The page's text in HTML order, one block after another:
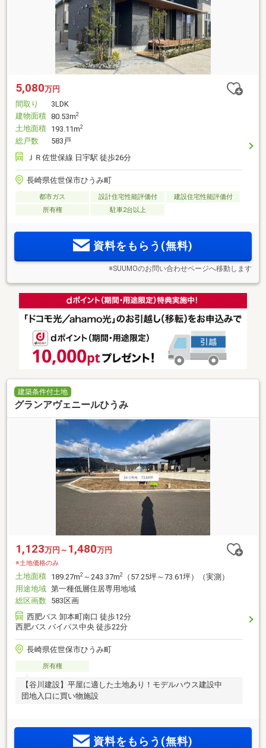
5,080万円
間取り
3LDK
建物面積 80.53m2
土地面積 193.11m2
総戸数
583戸
ＪＲ佐世保線 日宇駅 徒歩26分
長崎県佐世保市ひうみ町
都市ガス 設計住宅性能評価付
建設住宅性能評価付
所有権
駐車2台以上
資料をもらう(無料)
※SUUMOのお問い合わせページへ移動します
建築条件付土地
グランアヴェニールひうみ
1,123万円～ 1,480万円
※土地価格のみ
土地面積 189.27m2 ～243.37m2
（57.25坪～73.61坪）（実測）
用途地域 第一種低層住居専用地域
総区画数 583区画
西肥バス 卸本町南口 徒歩12分
西肥バス バイパス中央 徒歩22分
長崎県佐世保市ひうみ町
所有権
【谷川建設】平屋に適した土地あり！モデルハウス建設中
団地入口に買い物施設
資料をもらう(無料)